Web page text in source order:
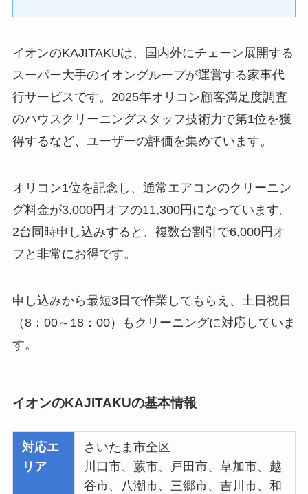
イオンのKAJITAKUは、国内外にチェーン展開する
スーパー大手のイオングループが運営する家事代
行サービスです。2025年オリコン顧客満足度調査
のハウスクリーニングスタッフ技術力で第1位を獲
得するなど、ユーザーの評価を集めています。
オリコン1位を記念し、通常エアコンのクリーニン
グ料金が3,000円オフの11,300円になっています。
2台同時申し込みすると、複数台割引で6,000円オ
フと非常にお得です。
申し込みから最短3日で作業してもらえ、土日祝日
（8：00～18：00）もクリーニングに対応していま
す。
イオンのKAJITAKUの基本情報
対応エ
リア
さいたま市全区
川口市、蕨市、戸田市、草加市、越
谷市、八潮市、三郷市、吉川市、和